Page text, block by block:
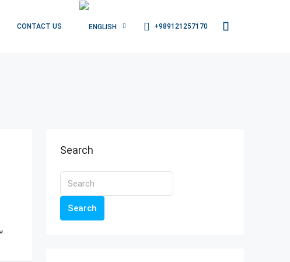
CONTACT US +989121257170
Search
Search